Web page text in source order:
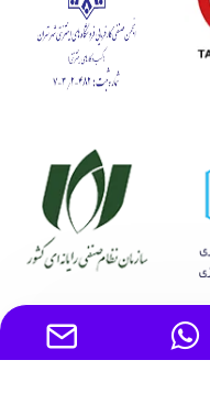
ایده برتر پارسیان